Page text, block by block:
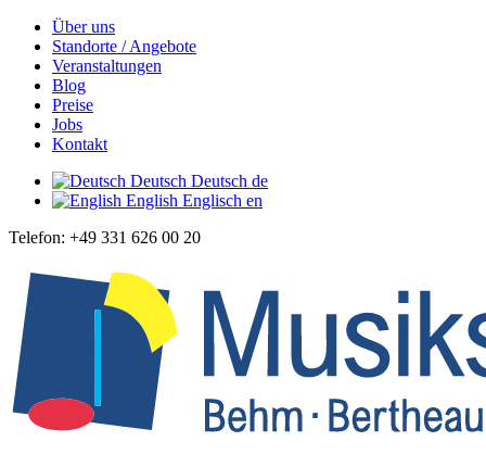
Über uns
Standorte / Angebote
Veranstaltungen
Blog
Preise
Jobs
Kontakt
Deutsch Deutsch de
English Englisch en
Telefon: +49 331 626 00 20